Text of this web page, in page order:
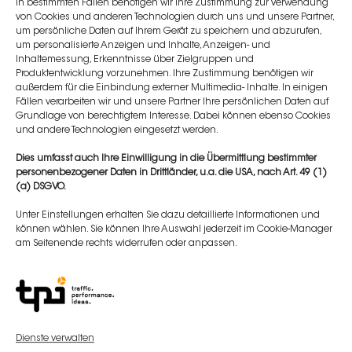
In bestimmten Fällen benötigen wir Ihre Zustimmung zur Verwendung
von Cookies und anderen Technologien durch uns und unsere Partner,
um persönliche Daten auf Ihrem Gerät zu speichern und abzurufen,
um personalisierte Anzeigen und Inhalte, Anzeigen- und
Inhaltemessung, Erkenntnisse über Zielgruppen und
Produktentwicklung vorzunehmen. Ihre Zustimmung benötigen wir
außerdem für die Einbindung externer Multimedia- Inhalte. In einigen
Fällen verarbeiten wir und unsere Partner Ihre persönlichen Daten auf
Grundlage von berechtigtem Interesse. Dabei können ebenso Cookies
und andere Technologien eingesetzt werden.
Dies umfasst auch Ihre Einwilligung in die Übermittlung bestimmter
personenbezogener Daten in Drittländer, u.a. die USA, nach Art. 49 (1)
(a) DSGVO.
Unter Einstellungen erhalten Sie dazu detaillierte Informationen und
können wählen. Sie können Ihre Auswahl jederzeit im Cookie-Manager
am Seitenende rechts widerrufen oder anpassen.
Dienste verwalten
Pause
11:45 - 15:30 Uhr
Live-Demonstration & Hands-On unter Anleitung und
Supervision von Dr. Mitschele
Resümee & Verabschiedung
Event Location
Praxis Dr. med. Tanja Mitschele
Adresse:
85051 Ingolstadt